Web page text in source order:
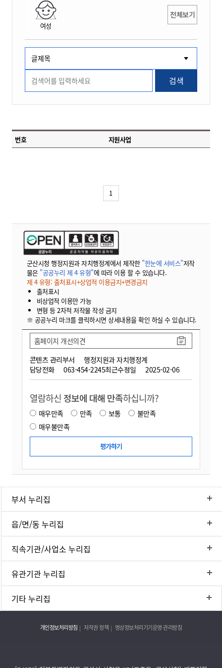
여성
전체보기
검색
번호 지원사업
1
군산시청 행정지원과 자치행정계에서 제작한 "한눈에 서비스"저작
물은 "공공누리 제 4 유형"에 따라 이용 할 수 있습니다.
제 4 유형: 출처표시+상업적 이용금지+변경금지
출처표시
비상업적 이용만 가능
변형 등 2차적 저작물 작성 금지
※ 공공누리 마크를 클릭하시면 상세내용을 확인 하실 수 있습니다.
콘텐츠 관리부서
행정지원과 자치행정계
담당전화
063-454-2245최근수정일 2025-02-06
홈페이지 개선의견
열람하신 정보에 대해 만족하십니까?
매우만족 만족 보통
불만족
매우불만족
부서 누리집
읍/면/동 누리집
직속기관/사업소 누리집
유관기관 누리집
기타 누리집
개인정보처리방침 저작권 정책 영상정보처리기기운영·관리방침